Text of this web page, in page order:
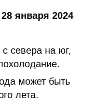
января 2024
севера на юг,
может быть
лета.